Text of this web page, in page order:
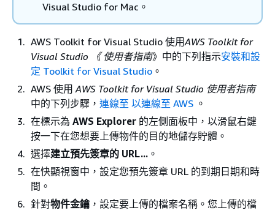
Visual Studio for Mac。
AWS Toolkit for Visual Studio 使用AWS Toolkit for
Visual Studio 《 使用者指南》中的下列指示安裝和設
定 Toolkit for Visual Studio 。
AWS 使用AWS Toolkit for Visual Studio 使用者指南
中的下列步驟， 連線至 以連線至 AWS 。
在標示為 AWS Explorer 的左側面板中，以滑鼠右鍵
按一下在您想要上傳物件的目的地儲存貯體。
選擇建立預先簽章的 URL... 。
在快顯視窗中，設定您預先簽章 URL 的到期日期和時
間。
針對物件金鑰 ，設定要上傳的檔案名稱。您上傳的檔